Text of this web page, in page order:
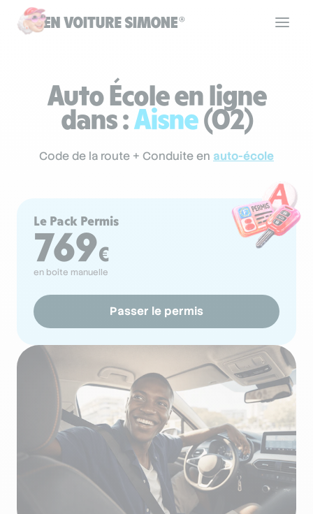
Permis de conduire
Aide
Auto École en ligne
dans :Aisne(02)
Code de la route + Conduite en auto-école
Le Pack Permis
769€
en boîte manuelle
Passer le permis